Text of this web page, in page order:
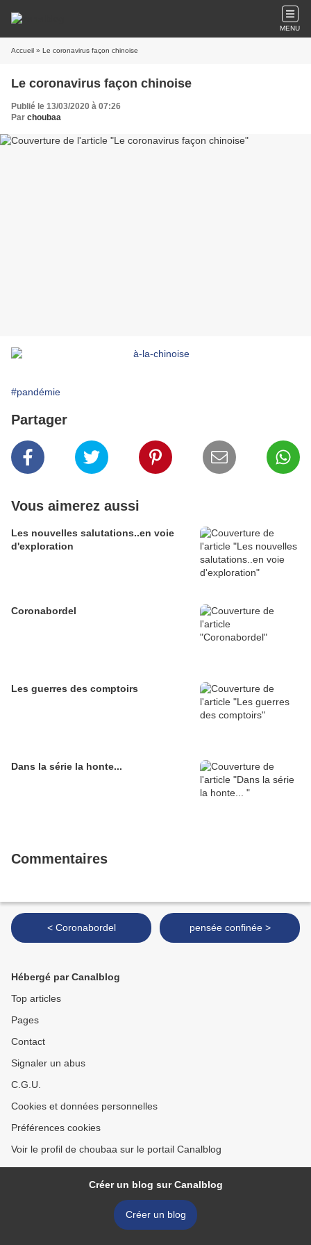
MENU
Accueil » Le coronavirus façon chinoise
Le coronavirus façon chinoise
Publié le 13/03/2020 à 07:26
Par choubaa
#pandémie
Partager
Vous aimerez aussi
Les nouvelles salutations..en voie
d'exploration
Coronabordel
Les guerres des comptoirs
Dans la série la honte...
Commentaires
< Coronabordel pensée confinée >
Hébergé par Canalblog
Top articles
Pages
Contact
Signaler un abus
C.G.U.
Cookies et données personnelles
Préférences cookies
Voir le profil de choubaa sur le portail Canalblog
Créer un blog sur Canalblog
Créer un blog